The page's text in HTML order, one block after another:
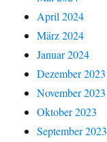
April 2024
März 2024
Januar 2024
Dezember 2023
November 2023
Oktober 2023
September 2023